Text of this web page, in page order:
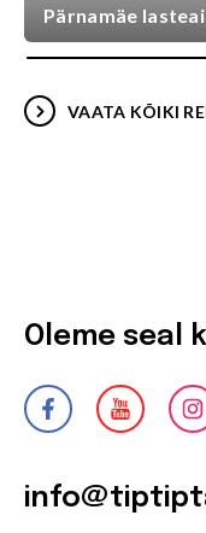
Pärnamäe
VAATA KÕIKI
Oleme seal